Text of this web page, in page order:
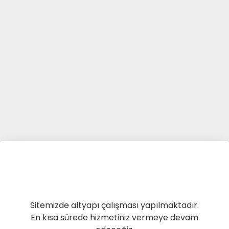
Sitemizde altyapı çalışması yapılmaktadır.
En kısa sürede hizmetiniz vermeye devam